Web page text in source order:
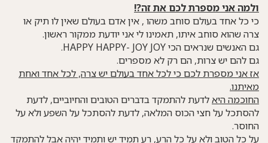
ולמה אני מספרת לכם את זה?!
כי כל אחד בעולם סוחב משהו , אין אדם בעולם שאין לו תיק או
צרה שהוא סוחב איתו, תאמינו לי אני יודעת ממקור ראשון.
גם האנשים שנראים הכי HAPPY HAPPY- JOY JOY.
גם להם יש צרות, הם רק לא מספרים.
אז אני מספרת לכם כי לכל אחד בעולם יש צרה, לכל אחד ואחת
מאיתנו.
החוכמה היאלדעת להתמקד בדברים הטובים והחיוביים, לדעת
להסתכל על חצי הכוס המלאה, לדעת להסתכל על השפע ולא על
החוסר.
על כל הטוב ולא על כל הרע, רע תמיד יש ותמיד יהיה אבל להתמקד